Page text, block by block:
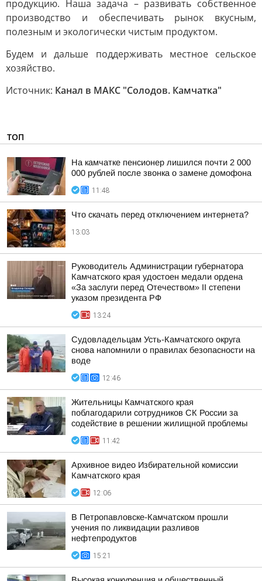
продукцию. Наша задача – развивать собственное
производство и обеспечивать рынок вкусным,
полезным и экологически чистым продуктом.
Будем и дальше поддерживать местное сельское
хозяйство.
Источник: Канал в МАКС "Солодов. Камчатка"
ТОП
На камчатке пенсионер лишился почти 2 000
000 рублей после звонка о замене домофона
11:48
Что скачать перед отключением интернета?
13:03
Руководитель Администрации губернатора
Камчатского края удостоен медали ордена
«За заслуги перед Отечеством» II степени
указом президента РФ
13:24
Судовладельцам Усть-Камчатского округа
снова напомнили о правилах безопасности на
воде
12:46
Жительницы Камчатского края
поблагодарили сотрудников СК России за
содействие в решении жилищной проблемы
11:42
Архивное видео Избирательной комиссии
Камчатского края
12:06
В Петропавловске-Камчатском прошли
учения по ликвидации разливов
нефтепродуктов
15:21